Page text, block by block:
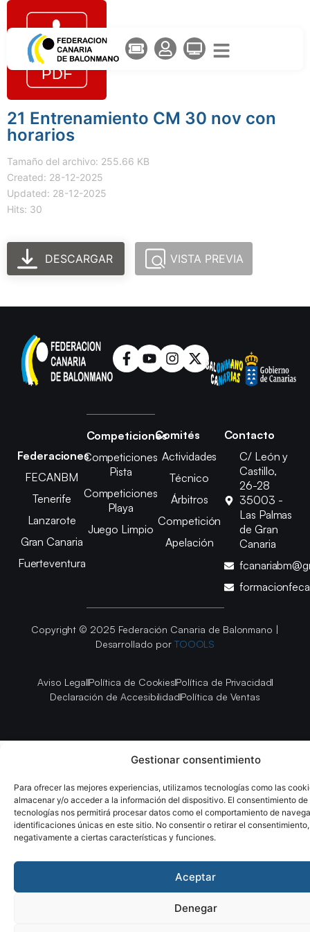
Gestionar consentimiento
Para ofrecer las mejores experiencias, utilizamos tecnologías como las
almacenar y/o acceder a la información del dispositivo. El consentimiento de
tecnologías nos permitirá procesar datos como el comportamiento de
identificaciones únicas en este sitio. No consentir o retirar el
negativamente a ciertas características y funciones.
Aceptar
Denegar
21 Entrenamiento CM 30 nov con
horarios
Tamaño del archivo: 255.66 KB
Created: 28-12-2025
Updated: 28-12-2025
Hits: 30
DESCARGAR VISTA PREVIA
Federaciones
FECANBM
Tenerife
Lanzarote
Gran Canaria
Fuerteventura
Competiciones
Competiciones
Pista
Competiciones
Playa
Juego Limpio
Comités
Actividades
Técnico
Árbitros
Competición
Apelación
Contacto
C/ León y
Castillo,
26-28
35003 -
Las Palmas
de Gran
Canaria
Copyright © 2025 Federación Canaria de Balonmano |
Desarrollado por TOOOLS
Aviso LegalPolítica de CookiesPolítica de Privacidad
Declaración de AccesibilidadPolítica de Ventas